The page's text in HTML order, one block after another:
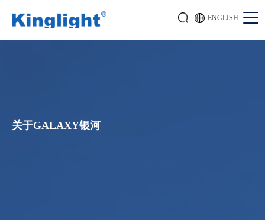
ENGLISH
关于GALAXY银河